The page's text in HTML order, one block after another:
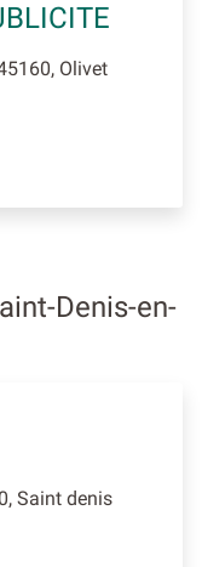
Olivet
Denis-en-
Saint denis